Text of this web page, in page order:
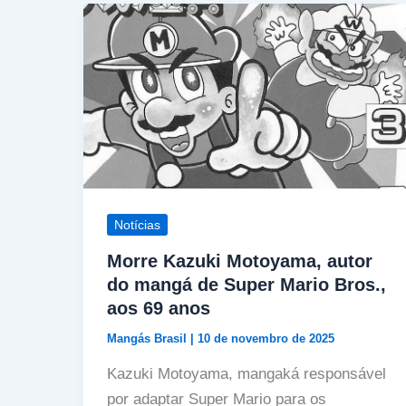
Notícias
Morre Kazuki Motoyama, autor
do mangá de Super Mario Bros.,
aos 69 anos
Mangás Brasil 10 de novembro de 2025
Kazuki Motoyama, mangaká responsável
por adaptar Super Mario para os